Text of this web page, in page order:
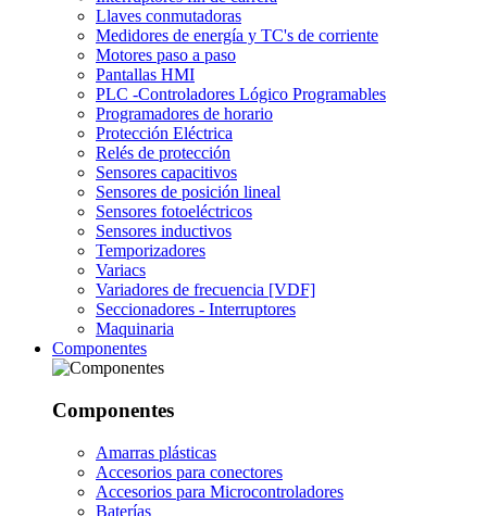
Llaves conmutadoras
Medidores de energía y TC's de corriente
Motores paso a paso
Pantallas HMI
PLC -Controladores Lógico Programables
Programadores de horario
Protección Eléctrica
Relés de protección
Sensores capacitivos
Sensores de posición lineal
Sensores fotoeléctricos
Sensores inductivos
Temporizadores
Variacs
Variadores de frecuencia [VDF]
Seccionadores - Interruptores
Maquinaria
Componentes
Componentes
Amarras plásticas
Accesorios para conectores
Accesorios para Microcontroladores
Baterías